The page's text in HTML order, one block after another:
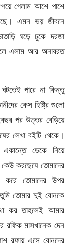
গেলাম আশে পাশে
এমন ভয় জীবনে
ঘড়ে ঢুকে দরজা
এলাম আর অনাবরত
পারে না কিন্তু
কেস হিষ্ট্রি গুলো
পর উত্তর বেড়িয়ে
লেখা বইটি থেকে।
ডেকে নিয়ে
করছেযে তোমাদের
করে তোমাদের উপর
তোমার দুই বোনকে
কর তাহলেই আমার
রফিক মাসখানেক দেন
রফায় এসে বোনদের